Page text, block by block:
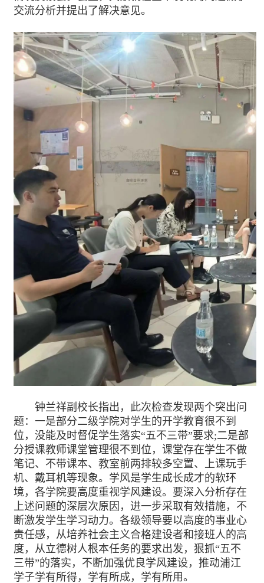
交流分析并提出了解决意见。
钟兰祥副校长指出，此次检查发现两个突出问
题：一是部分二级学院对学生的开学教育很不到
位，没能及时督促学生落实“五不三带”要求;二是部
分授课教师课堂管理很不到位，课堂存在学生不做
笔记、不带课本、教室前两排较多空置、上课玩手
机、戴耳机等现象。学风是学生成长成才的软环
境，各学院要高度重视学风建设。要深入分析存在
上述问题的深层次原因，进一步采取有效措施，不
断激发学生学习动力。各级领导要以高度的事业心
责任感，从培养社会主义合格建设者和接班人的高
度，从立德树人根本任务的要求出发，狠抓“五不
三带”的落实，不断加强优良学风建设，推动浦江
学子学有所得，学有所成，学有所用。